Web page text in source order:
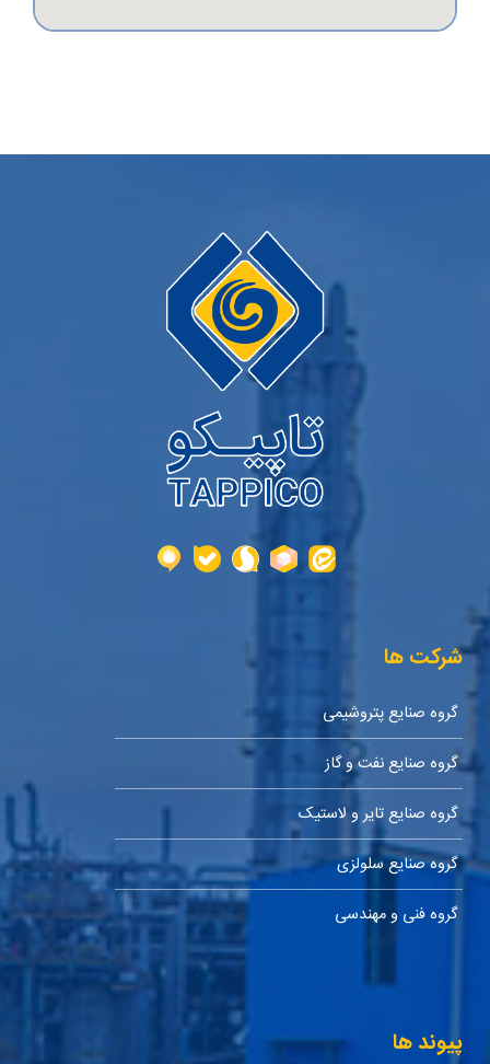
شرکت ها
گروه صنایع پتروشیمی
گروه صنایع نفت و گاز
گروه صنایع تایر و لاستیک
گروه صنایع سلولزی
گروه فنی و مهندسی
پیوند ها